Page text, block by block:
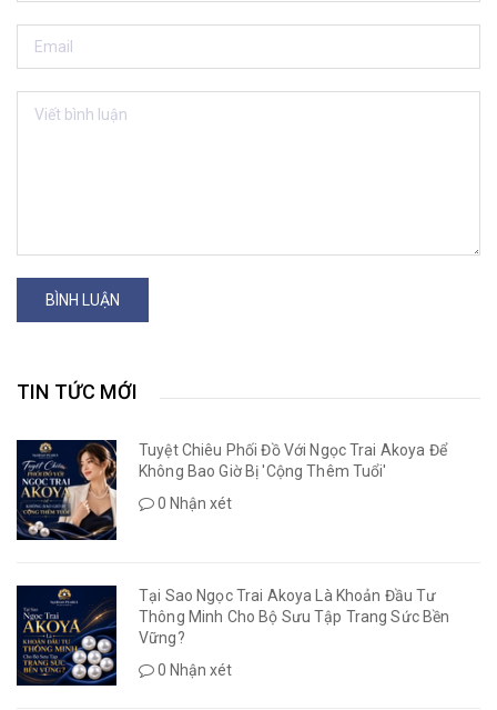
BÌNH LUẬN
TIN TỨC MỚI
Tuyệt Chiêu Phối Đồ Với Ngọc Trai Akoya Để
Không Bao Giờ Bị 'Cộng Thêm Tuổi'
0 Nhận xét
Tại Sao Ngọc Trai Akoya Là Khoản Đầu Tư
Thông Minh Cho Bộ Sưu Tập Trang Sức Bền
Vững?
0 Nhận xét